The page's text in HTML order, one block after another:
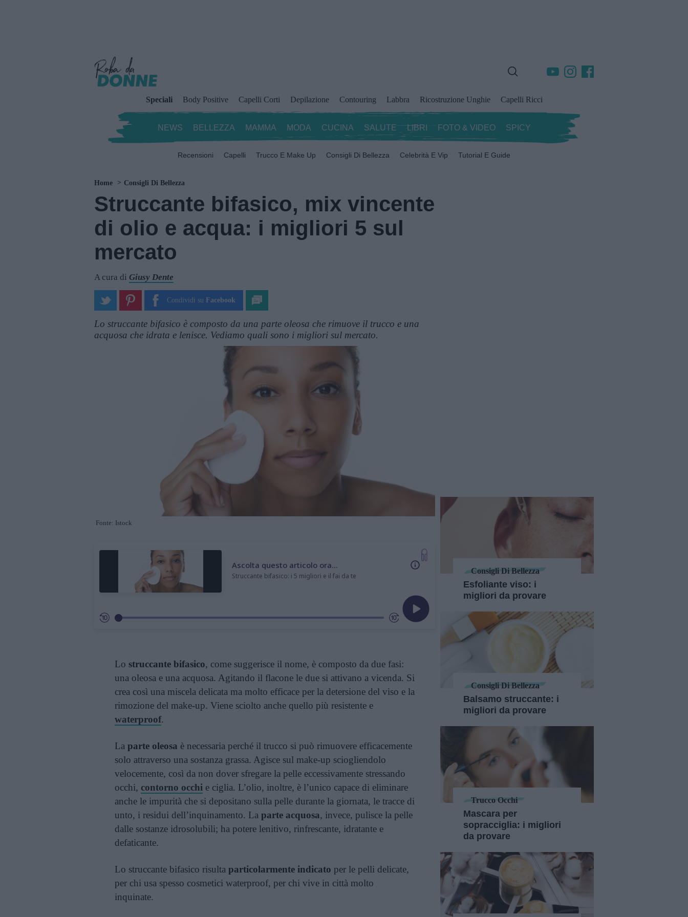
Speciali Body Positive Capelli Corti Depilazione Contouring Labbra Ricostruzione Unghie Capelli Ricci
NEWS BELLEZZA MAMMA MODA CUCINA SALUTE LIBRI FOTO & VIDEO SPICY
Recensioni Capelli Trucco E Make Up Consigli Di Bellezza Celebrità E Vip Tutorial E Guide
Home Consigli Di Bellezza
Struccante bifasico, mix vincente
di olio e acqua: i migliori 5 sul
mercato
A cura di Giusy Dente
Condividi su Facebook
Lo struccante bifasico è composto da una parte oleosa che rimuove il trucco e una
acquosa che idrata e lenisce. Vediamo quali sono i migliori sul mercato.
Fonte: Istock
Ascolta questo articolo ora...
Struccante bifasico: i 5 migliori e il fai da te
Lo struccante bifasico, come suggerisce il nome, è composto da due fasi:
una oleosa e una acquosa. Agitando il flacone le due si attivano a vicenda. Si
crea così una miscela delicata ma molto efficace per la detersione del viso e la
rimozione del make-up. Viene sciolto anche quello più resistente e
waterproof.
La parte oleosa è necessaria perché il trucco si può rimuovere efficacemente
solo attraverso una sostanza grassa. Agisce sul make-up sciogliendolo
velocemente, così da non dover sfregare la pelle eccessivamente stressando
occhi, contorno occhi e ciglia. L’olio, inoltre, è l’unico capace di eliminare
anche le impurità che si depositano sulla pelle durante la giornata, le tracce di
unto, i residui dell’inquinamento. La parte acquosa, invece, pulisce la pelle
dalle sostanze idrosolubili; ha potere lenitivo, rinfrescante, idratante e
defaticante.
Lo struccante bifasico risulta particolarmente indicato per le pelli delicate,
per chi usa spesso cosmetici waterproof, per chi vive in città molto
inquinate.
Consigli Di Bellezza
Esfoliante viso: i
migliori da provare
Consigli Di Bellezza
Balsamo struccante: i
migliori da provare
Trucco Occhi
Mascara per
sopracciglia: i migliori
da provare